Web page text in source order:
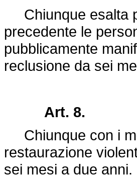
Chiunque esalta
precedente le
pubblicamente
reclusione da sei
Art. 8.
Chiunque con i
restaurazione
sei mesi a due anni.